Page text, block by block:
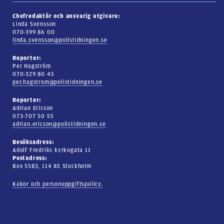
Chefredaktör och ansvarig utgivare:
Linda Svensson
070-399 86 00
linda.svensson@polistidningen.se
Reporter:
Per Hagström
070-329 80 45
per.hagstrom@polistidningen.se
Reporter:
Adrian Ericson
073-707 50 55
adrian.ericson@polistidningen.se
Besöksadress:
Adolf Fredriks kyrkogata 11
Postadress:
Box 5583, 114 85 Stockholm
Kakor och personuppgiftspolicy.